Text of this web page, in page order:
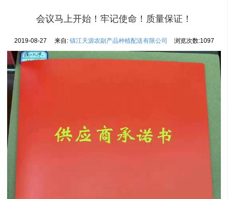
厂区一角
联系我们
会议马上开始！牢记使命！质量保证！
2019-08-27 来自: 镇江天源农副产品种植配送有限公司 浏览次数:1097